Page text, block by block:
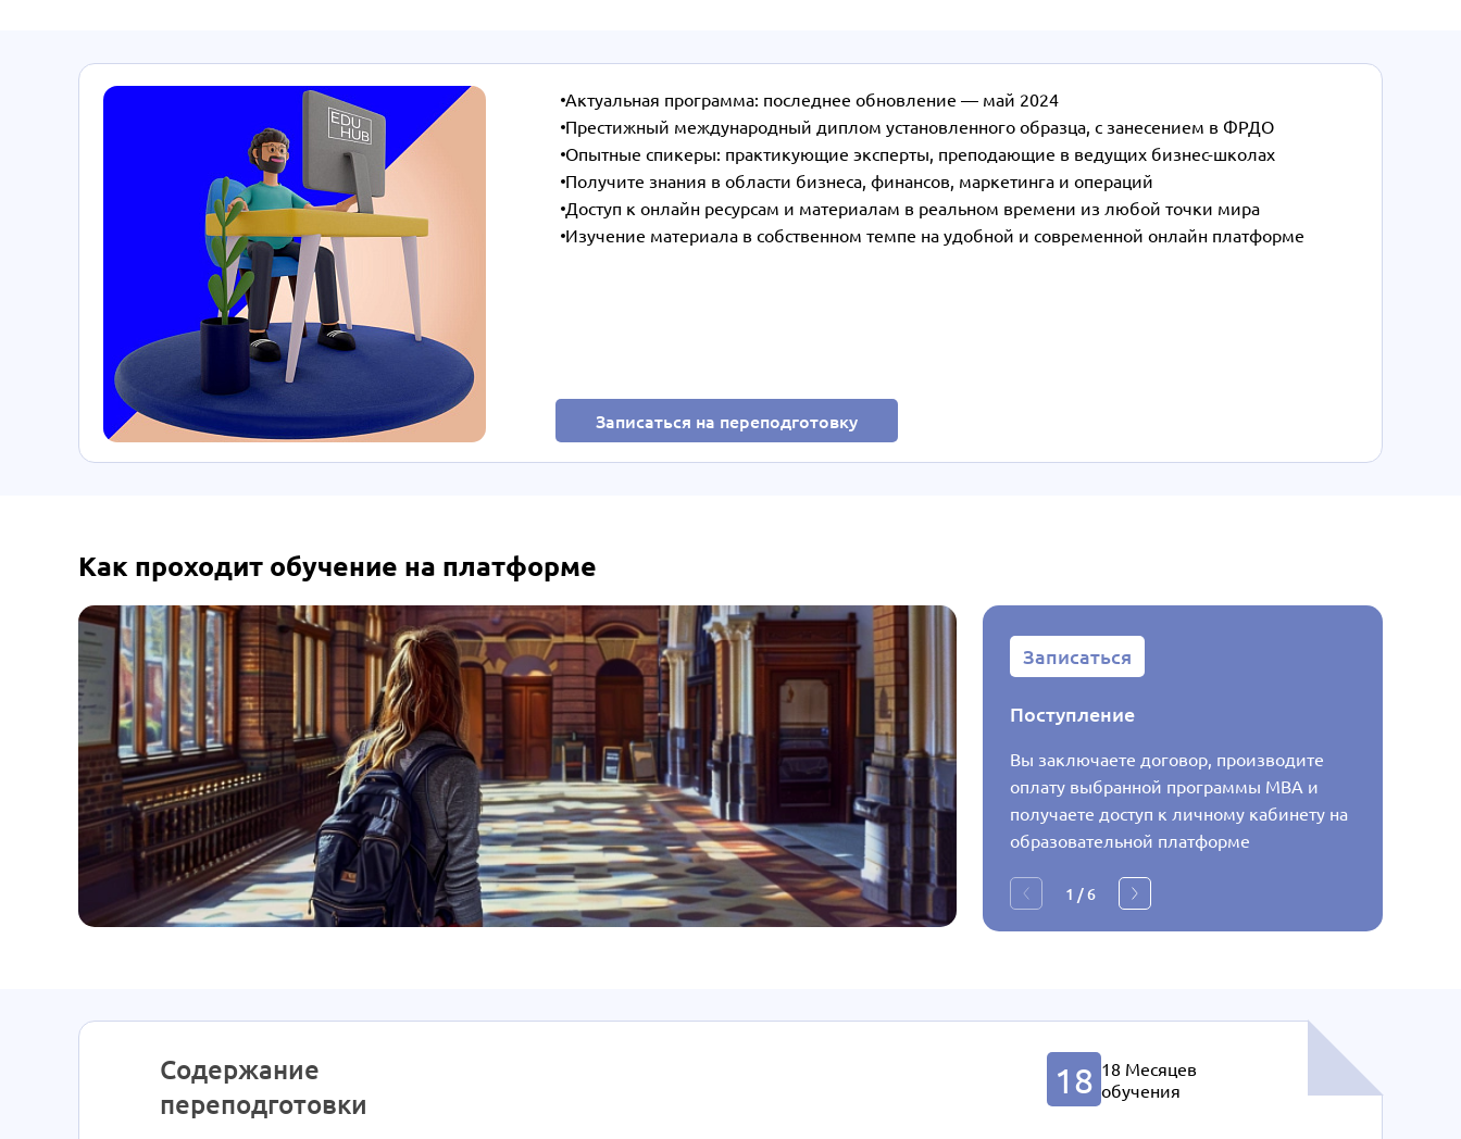
Актуальная программа: последнее обновление — май 2024
Престижный международный диплом установленного образца, с занесением в ФРДО
Опытные спикеры: практикующие эксперты, преподающие в ведущих бизнес-школах
Получите знания в области бизнеса, финансов, маркетинга и операций
Доступ к онлайн ресурсам и материалам в реальном времени из любой точки мира
Изучение материала в собственном темпе на удобной и современной онлайн платформе
Записаться на переподготовку
Как проходит обучение на платформе
Записаться
Поступление
Вы заключаете договор, производите
оплату выбранной программы MBA и
получаете доступ к личному кабинету на
образовательной платформе
1 /6
Содержание
переподготовки
18 18 Месяцев
обучения